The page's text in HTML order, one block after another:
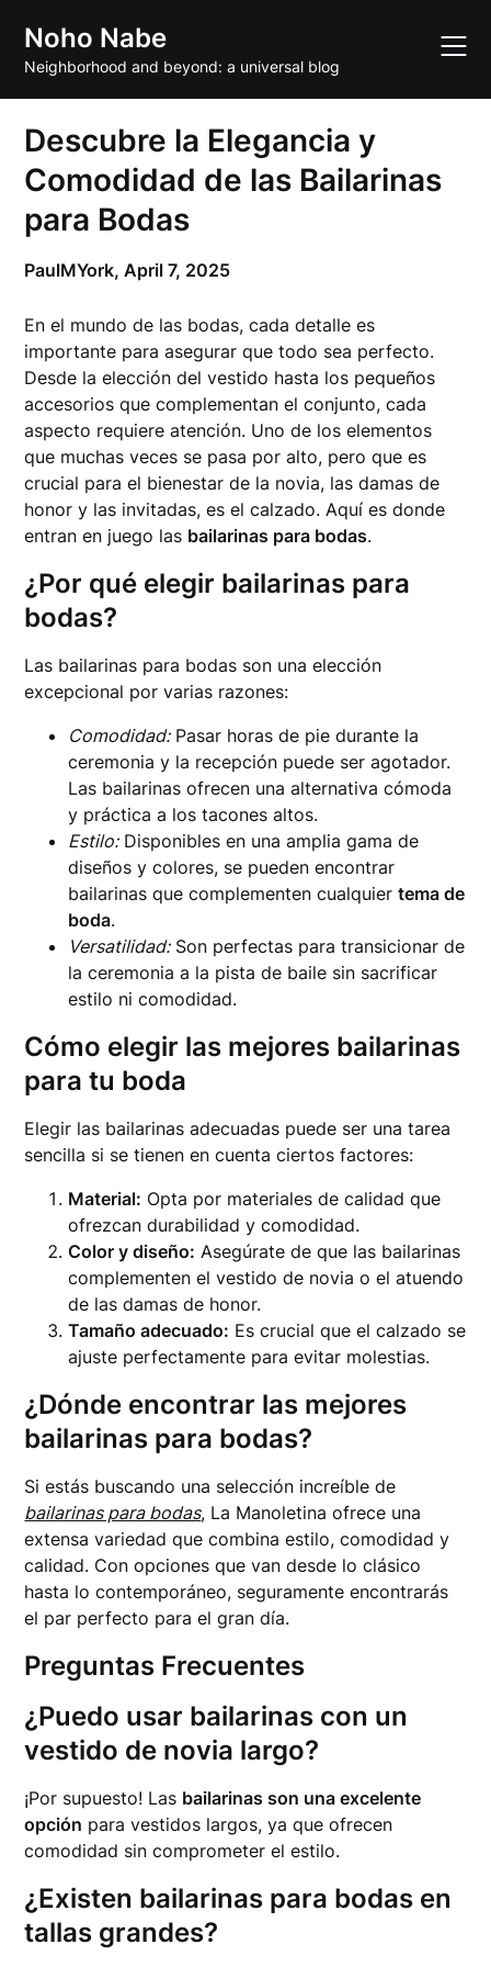
content
Noho Nabe
Neighborhood and beyond: a universal blog
Descubre la Elegancia y
Comodidad de las Bailarinas
para Bodas
PaulMYork,April 7, 2025
En el mundo de las bodas, cada detalle es
importante para asegurar que todo sea perfecto.
Desde la elección del vestido hasta los pequeños
accesorios que complementan el conjunto, cada
aspecto requiere atención. Uno de los elementos
que muchas veces se pasa por alto, pero que es
crucial para el bienestar de la novia, las damas de
honor y las invitadas, es el calzado. Aquí es donde
entran en juego las bailarinas para bodas.
¿Por qué elegir bailarinas para
bodas?
Las bailarinas para bodas son una elección
excepcional por varias razones:
Comodidad:Pasar horas de pie durante la
ceremonia y la recepción puede ser agotador.
Las bailarinas ofrecen una alternativa cómoda
y práctica a los tacones altos.
Estilo:Disponibles en una amplia gama de
diseños y colores, se pueden encontrar
bailarinas que complementen cualquiertema de
boda.
Versatilidad:Son perfectas para transicionar de
la ceremonia a la pista de baile sin sacrificar
estilo ni comodidad.
Cómo elegir las mejores bailarinas
para tu boda
Elegir las bailarinas adecuadas puede ser una tarea
sencilla si se tienen en cuenta ciertos factores:
Material: Opta por materiales de calidad que
ofrezcan durabilidad y comodidad.
Color y diseño: Asegúrate de que las bailarinas
complementen el vestido de novia o el atuendo
de las damas de honor.
Tamaño adecuado: Es crucial que el calzado se
ajuste perfectamente para evitar molestias.
¿Dónde encontrar las mejores
bailarinas para bodas?
Si estás buscando una selección increíble de
bailarinas para bodas, La Manoletina ofrece una
extensa variedad que combina estilo, comodidad y
calidad. Con opciones que van desde lo clásico
hasta lo contemporáneo, seguramente encontrarás
el par perfecto para el gran día.
Preguntas Frecuentes
¿Puedo usar bailarinas con un
vestido de novia largo?
¡Por supuesto! Las bailarinas son una excelente
opción para vestidos largos, ya que ofrecen
comodidad sin comprometer el estilo.
¿Existen bailarinas para bodas en
tallas grandes?